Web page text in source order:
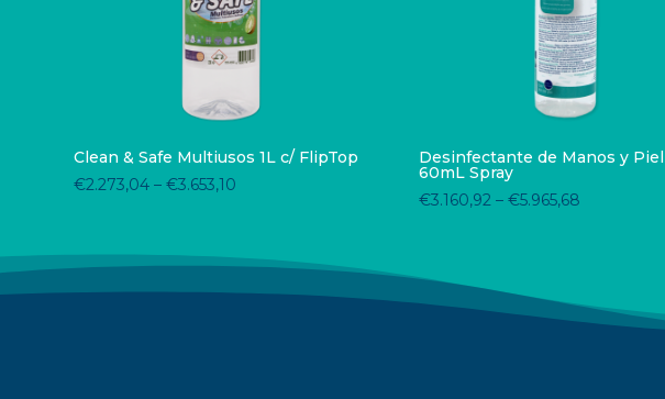
Clean & Safe Multiusos 1L c/ FlipTop
€2.273,04 –€3.653,10
Desinfectante de Manos y Piel
60mL Spray
€3.160,92 –€5.965,68